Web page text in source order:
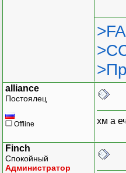
alliance
Постоялец
Offline хм а
Finch
Спокойный
Администратор